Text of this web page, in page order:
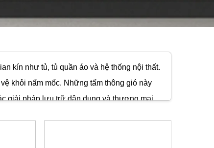
kín như tủ, tủ quần áo và hệ thống nội thất.
khỏi nấm mốc. Những tấm thông gió này
giải pháp lưu trữ dân dụng và thương mại,